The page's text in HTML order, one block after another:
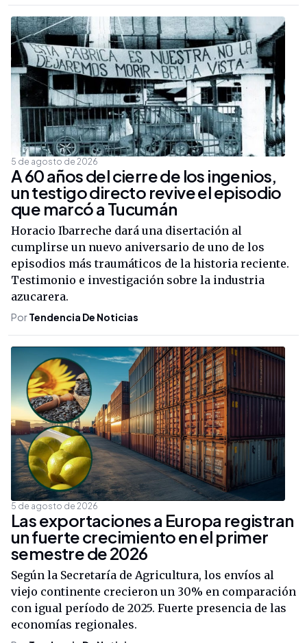
5 de agosto de 2026
A 60 años del cierre de los ingenios,
un testigo directo revive el episodio
que marcó a Tucumán
Horacio Ibarreche dará una disertación al
cumplirse un nuevo aniversario de uno de los
episodios más traumáticos de la historia reciente.
Testimonio e investigación sobre la industria
azucarera.
PorTendencia De Noticias
5 de agosto de 2026
Las exportaciones a Europa registran
un fuerte crecimiento en el primer
semestre de 2026
Según la Secretaría de Agricultura, los envíos al
viejo continente crecieron un 30% en comparación
con igual período de 2025. Fuerte presencia de las
economías regionales.